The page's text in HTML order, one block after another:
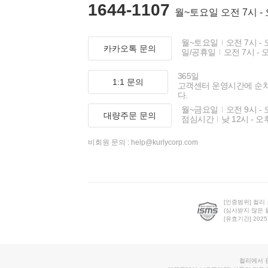
1644-1107 월~토요일 오전 7시 -
카카오톡 문의
월~토요일
오전 7시 -
일/공휴일
오전 7시 -
1:1 문의
365일
고객센터 운영시간에 순
다.
대량주문 문의
월~금요일
오전 9시 -
점심시간
낮 12시 - 오
비회원 문의 : help@kurlycorp.com
[인증범위] 컬리
(심사받지 않은
[유효기간]
컬리에서